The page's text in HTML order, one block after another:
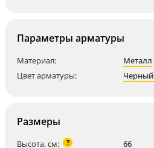
Параметры арматуры
Материал:
Металл
Цвет арматуры:
Черный
Размеры
Высота, см: ?
66